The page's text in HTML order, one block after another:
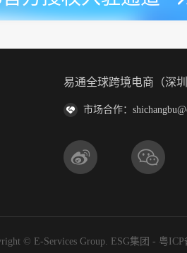
易通全球跨境电商（深
市场合作：
© E-Services Group. ESG集团 - 粤ICP